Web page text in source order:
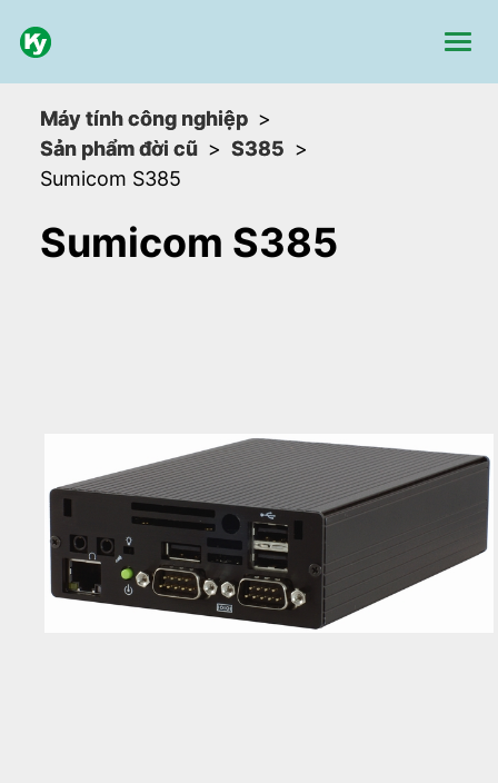
Máy tính công nghiệp
Sản phẩm đời cũ
S385
Sumicom S385
Sumicom S385